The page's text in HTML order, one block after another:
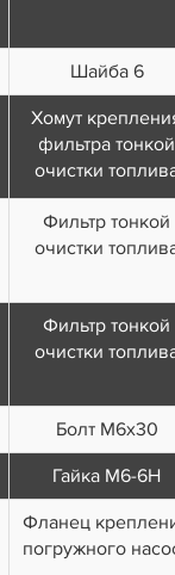
Шайба 6
Хомут
фильтра тонкой
очистки
Фильтр тонкой
очистки
Фильтр тонкой
очистки
Болт М6х30
Гайка М6-6Н
Фланец
погружного